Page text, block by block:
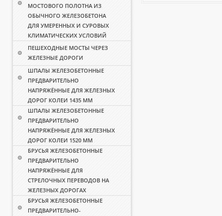
МОСТОВОГО ПОЛОТНА ИЗ
ОБЫЧНОГО ЖЕЛЕЗОБЕТОНА
ДЛЯ УМЕРЕННЫХ И СУРОВЫХ
КЛИМАТИЧЕСКИХ УСЛОВИЙ
ПЕШЕХОДНЫЕ МОСТЫ ЧЕРЕЗ
ЖЕЛЕЗНЫЕ ДОРОГИ
ШПАЛЫ ЖЕЛЕЗОБЕТОННЫЕ
ПРЕДВАРИТЕЛЬНО
НАПРЯЖЁННЫЕ ДЛЯ ЖЕЛЕЗНЫХ
ДОРОГ КОЛЕИ 1435 ММ
ШПАЛЫ ЖЕЛЕЗОБЕТОННЫЕ
ПРЕДВАРИТЕЛЬНО
НАПРЯЖЁННЫЕ ДЛЯ ЖЕЛЕЗНЫХ
ДОРОГ КОЛЕИ 1520 ММ
БРУСЬЯ ЖЕЛЕЗОБЕТОННЫЕ
ПРЕДВАРИТЕЛЬНО
НАПРЯЖЁННЫЕ ДЛЯ
СТРЕЛОЧНЫХ ПЕРЕВОДОВ НА
ЖЕЛЕЗНЫХ ДОРОГАХ
БРУСЬЯ ЖЕЛЕЗОБЕТОННЫЕ
ПРЕДВАРИТЕЛЬНО-